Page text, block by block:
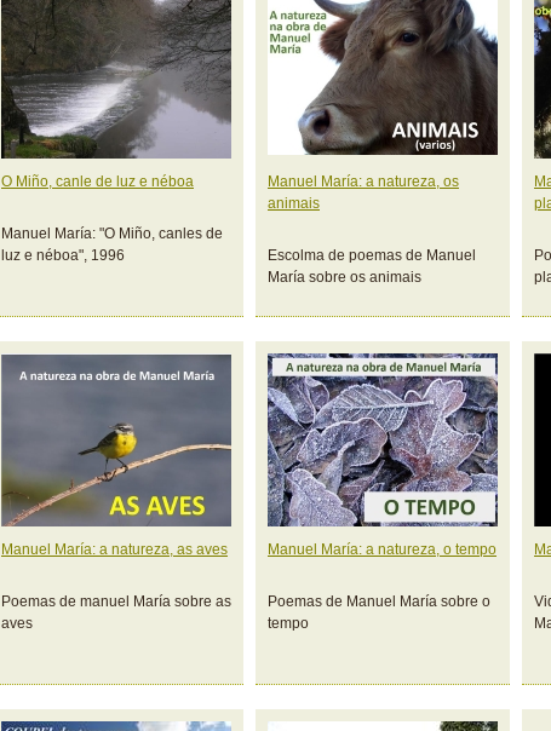
O Miño, canle de luz e néboa
Manuel María: "O Miño, canles de
luz e néboa", 1996
Manuel María: a natureza, os
animais
Escolma de poemas de Manuel
María sobre os animais
Manuel María: a natureza, as aves
Poemas de manuel María sobre as
aves
Manuel María: a natureza, o tempo
Poemas de Manuel María sobre o
tempo